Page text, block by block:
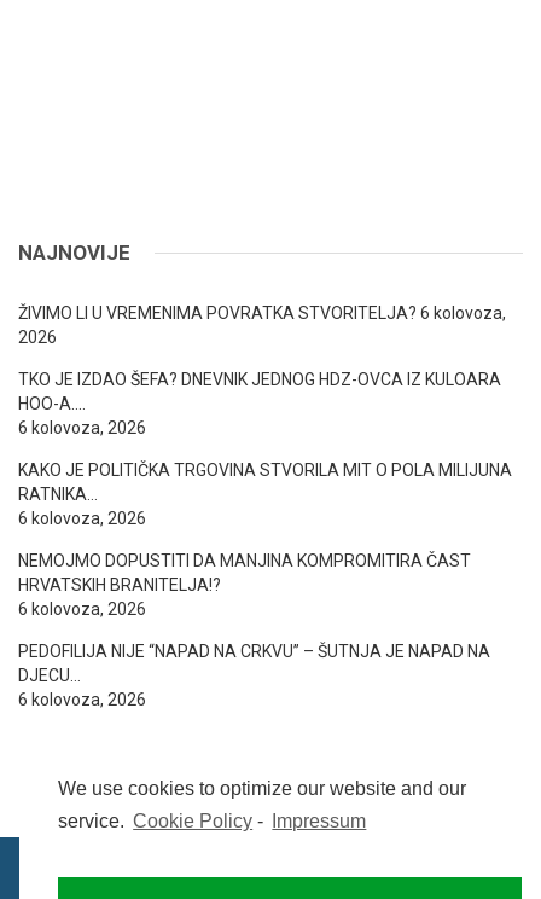
We use cookies to optimize our website and our
service. Cookie Policy - Impressum
NAJNOVIJE
ŽIVIMO LI U VREMENIMA POVRATKA STVORITELJA? 6 kolovoza,
2026
TKO JE IZDAO ŠEFA? DNEVNIK JEDNOG HDZ-OVCA IZ KULOARA
HOO-A….
6 kolovoza, 2026
KAKO JE POLITIČKA TRGOVINA STVORILA MIT O POLA MILIJUNA
RATNIKA…
6 kolovoza, 2026
NEMOJMO DOPUSTITI DA MANJINA KOMPROMITIRA ČAST
HRVATSKIH BRANITELJA!?
6 kolovoza, 2026
PEDOFILIJA NIJE “NAPAD NA CRKVU” – ŠUTNJA JE NAPAD NA
DJECU…
6 kolovoza, 2026